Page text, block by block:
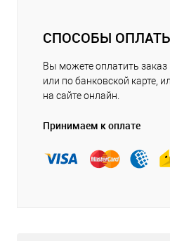
СПОСОБЫ
Вы можете оплатить
или по банковской карте,
на сайте онлайн.
Принимаем к оплате